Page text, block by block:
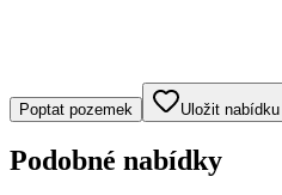
Klepněte nebo klikněte pro ovládání
Poptat pozemek Uložit nabídku
Podobné nabídky